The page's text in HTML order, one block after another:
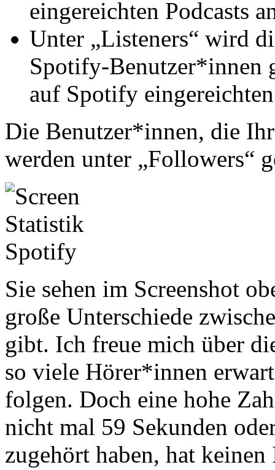
eingereichten Podcasts
Unter „Listeners“ wird
Spotify-Benutzer*innen
auf Spotify
Die Benutzer*innen, die
werden unter „Followers“
Sie sehen im Screenshot
große Unterschiede
gibt. Ich freue mich über
so viele Hörer*innen
folgen. Doch eine hohe
nicht mal 59 Sekunden
zugehört haben, hat